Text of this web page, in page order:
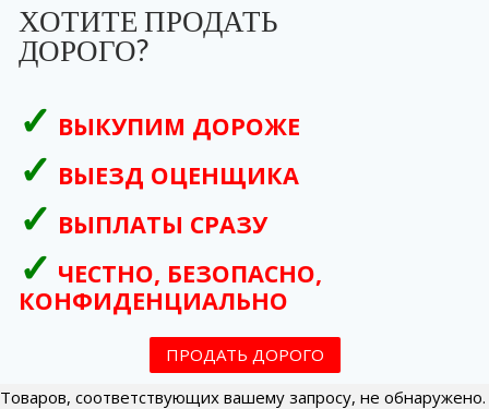
ХОТИТЕ ПРОДАТЬ
ДОРОГО?
ВЫКУПИМ ДОРОЖЕ
ВЫЕЗД ОЦЕНЩИКА
ВЫПЛАТЫ СРАЗУ
ЧЕСТНО, БЕЗОПАСНО,
КОНФИДЕНЦИАЛЬНО
ПРОДАТЬ ДОРОГО
Товаров, соответствующих вашему запросу, не обнаружено.